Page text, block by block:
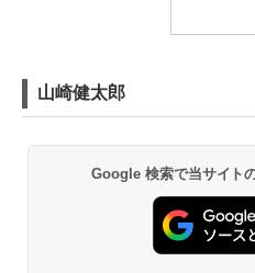
山崎健太郎
Google 検索で当サイト